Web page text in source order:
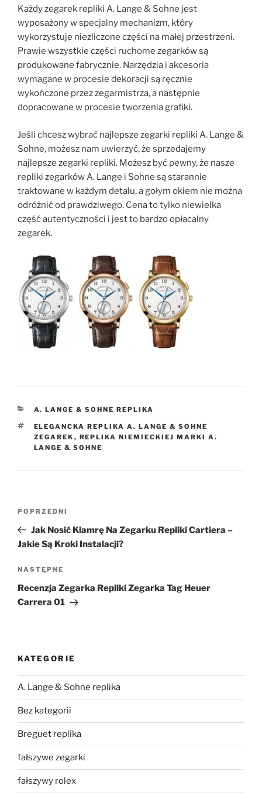
Każdy zegarek repliki A. Lange & Sohne jest
wyposażony w specjalny mechanizm, który
wykorzystuje niezliczone części na małej przestrzeni.
Prawie wszystkie części ruchome zegarków są
produkowane fabrycznie. Narzędzia i akcesoria
wymagane w procesie dekoracji są ręcznie
wykończone przez zegarmistrza, a następnie
dopracowane w procesie tworzenia grafiki.
Jeśli chcesz wybrać najlepsze zegarki repliki A. Lange &
Sohne, możesz nam uwierzyć, że sprzedajemy
najlepsze zegarki repliki. Możesz być pewny, że nasze
repliki zegarków A. Lange i Sohne są starannie
traktowane w każdym detalu, a gołym okiem nie można
odróżnić od prawdziwego. Cena to tylko niewielka
część autentyczności i jest to bardzo opłacalny
zegarek.
KATEGORIE
A. LANGE & SOHNE REPLIKA
TAGI
ELEGANCKA REPLIKA A. LANGE & SOHNE
ZEGAREK , REPLIKA NIEMIECKIEJ MARKI A.
LANGE & SOHNE
Poprzedni
wpis
POPRZEDNI
Jak Nosić Klamrę Na Zegarku Repliki Cartiera –
Jakie Są Kroki Instalacji?
Następny
wpis
NASTĘPNE
Recenzja Zegarka Repliki Zegarka Tag Heuer
Carrera 01
KATEGORIE
A. Lange & Sohne replika
Bez kategorii
Breguet replika
fałszywe zegarki
fałszywy rolex